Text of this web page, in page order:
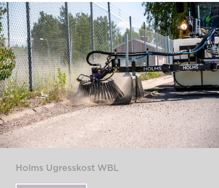
Holms Ugresskost WBL